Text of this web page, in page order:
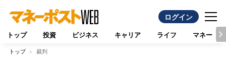
ログイン
トップ 投資 ビジネス キャリア ライフ マネー
トップ 裁判